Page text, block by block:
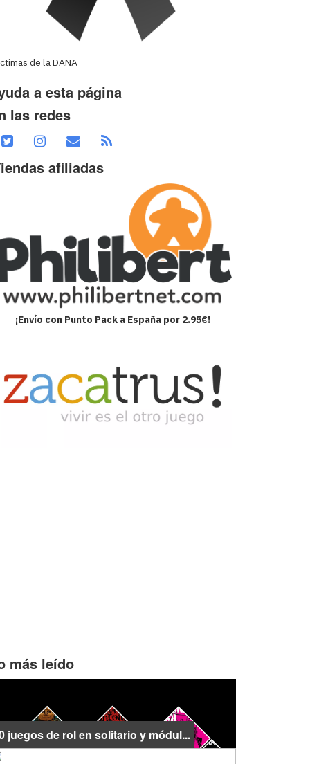
de la DANA
a esta página
las redes
afiliadas
¡Envío con Punto Pack a España por 2.95€!
más leído
juegos de rol en solitario y módul...